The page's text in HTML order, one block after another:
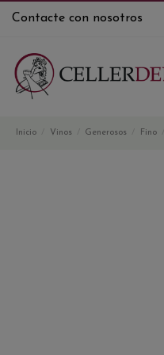
Contacte con nosotros
Inicio Vinos Generosos Fino